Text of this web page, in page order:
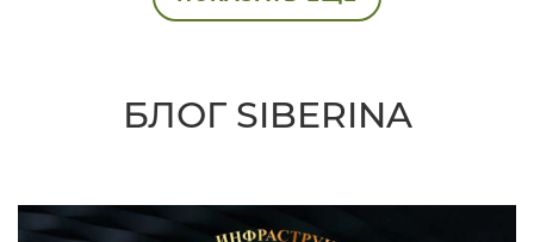
БЛОГ SIBERINA